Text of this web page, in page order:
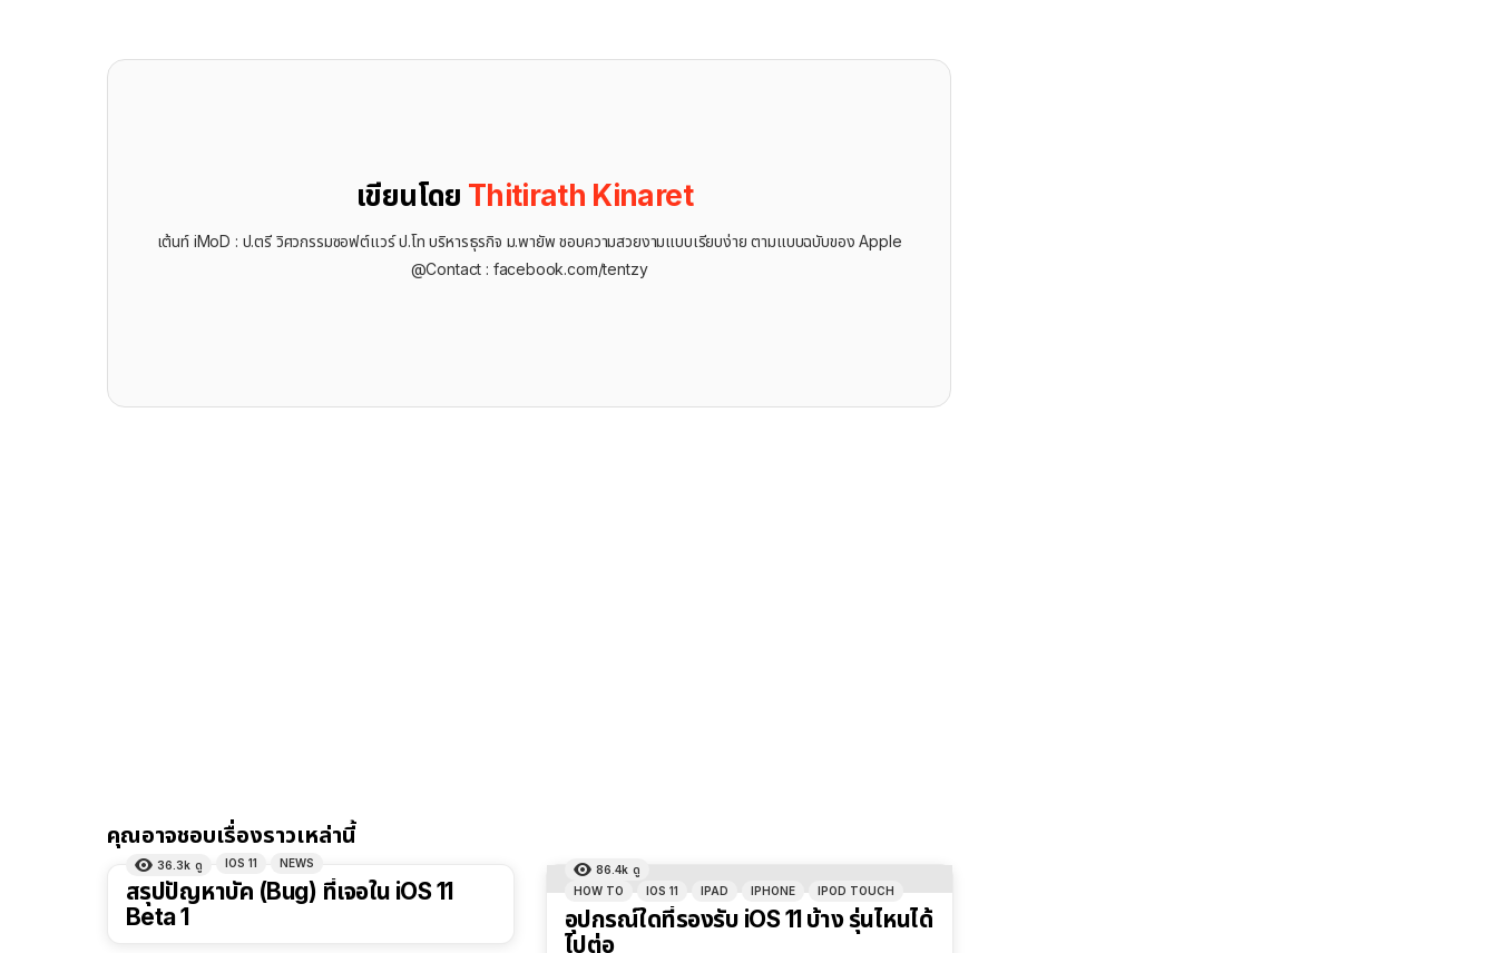
เขียนโดย Thitirath Kinaret
เต้นท์ iMoD : ป.ตรี วิศวกรรมซอฟต์แวร์ ป.โท บริหารธุรกิจ ม.พายัพ ชอบความสวยงามแบบเรียบง่าย ตามแบบฉบับของ Apple
@Contact : facebook.com/tentzy
คุณอาจชอบเรื่องราวเหล่านี้
36.3k ดู IOS 11 NEWS
สรุปปัญหาบัค (Bug) ที่เจอใน iOS 11
Beta 1
86.4k ดู
HOW TO
IOS 11 IPAD IPHONE IPOD TOUCH
อุปกรณ์ใดที่รองรับ iOS 11 บ้าง รุ่นไหนได้
ไปต่อ